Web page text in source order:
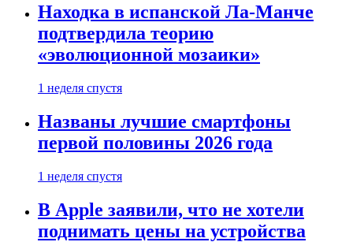
Находка в испанской Ла-Манче
подтвердила теорию
«эволюционной мозаики»
1 неделя спустя
Названы лучшие смартфоны
первой половины 2026 года
1 неделя спустя
В Apple заявили, что не хотели
поднимать цены на устройства